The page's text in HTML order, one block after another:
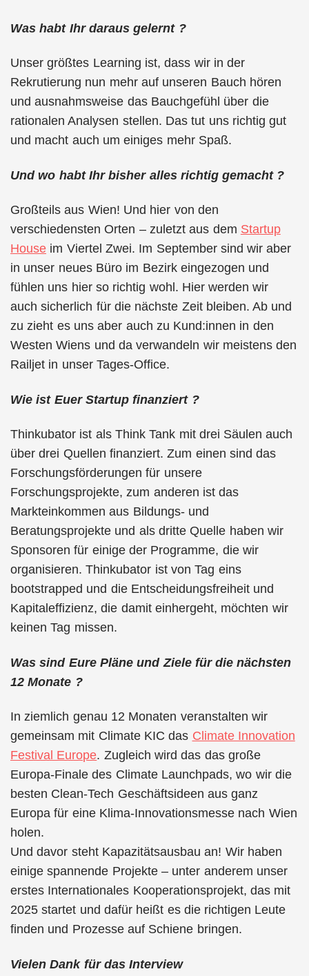
Was habt Ihr daraus gelernt ?
Unser größtes Learning ist, dass wir in der
Rekrutierung nun mehr auf unseren Bauch hören
und ausnahmsweise das Bauchgefühl über die
rationalen Analysen stellen. Das tut uns richtig gut
und macht auch um einiges mehr Spaß.
Und wo habt Ihr bisher alles richtig gemacht ?
Großteils aus Wien! Und hier von den
verschiedensten Orten – zuletzt aus dem Startup
House im Viertel Zwei. Im September sind wir aber
in unser neues Büro im Bezirk eingezogen und
fühlen uns hier so richtig wohl. Hier werden wir
auch sicherlich für die nächste Zeit bleiben. Ab und
zu zieht es uns aber auch zu Kund:innen in den
Westen Wiens und da verwandeln wir meistens den
Railjet in unser Tages-Office.
Wie ist Euer Startup finanziert ?
Thinkubator ist als Think Tank mit drei Säulen auch
über drei Quellen finanziert. Zum einen sind das
Forschungsförderungen für unsere
Forschungsprojekte, zum anderen ist das
Markteinkommen aus Bildungs- und
Beratungsprojekte und als dritte Quelle haben wir
Sponsoren für einige der Programme, die wir
organisieren. Thinkubator ist von Tag eins
bootstrapped und die Entscheidungsfreiheit und
Kapitaleffizienz, die damit einhergeht, möchten wir
keinen Tag missen.
Was sind Eure Pläne und Ziele für die nächsten
12 Monate ?
In ziemlich genau 12 Monaten veranstalten wir
gemeinsam mit Climate KIC das Climate Innovation
Festival Europe. Zugleich wird das das große
Europa-Finale des Climate Launchpads, wo wir die
besten Clean-Tech Geschäftsideen aus ganz
Europa für eine Klima-Innovationsmesse nach Wien
holen.
Und davor steht Kapazitätsausbau an! Wir haben
einige spannende Projekte – unter anderem unser
erstes Internationales Kooperationsprojekt, das mit
2025 startet und dafür heißt es die richtigen Leute
finden und Prozesse auf Schiene bringen.
Vielen Dank für das Interview